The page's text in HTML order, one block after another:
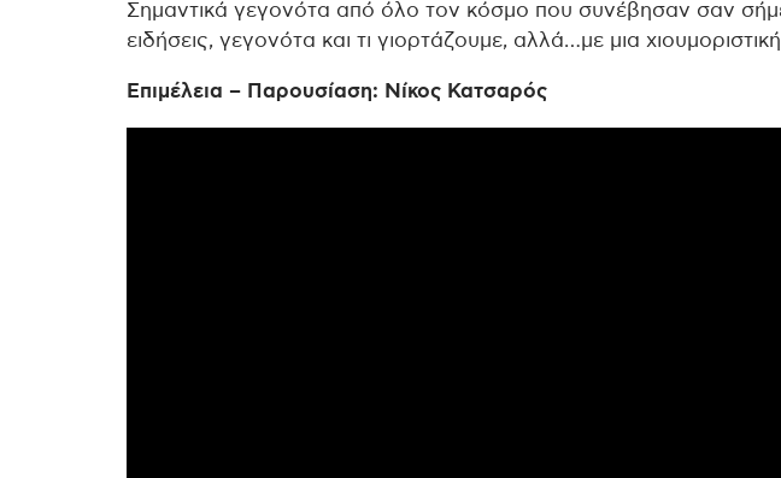
Σημαντικά γεγονότα από όλο τον κόσμο που συνέβησαν σαν
ειδήσεις, γεγονότα και τι γιορτάζουμε, αλλά…με μια
Επιμέλεια – Παρουσίαση: Νίκος Κατσαρός